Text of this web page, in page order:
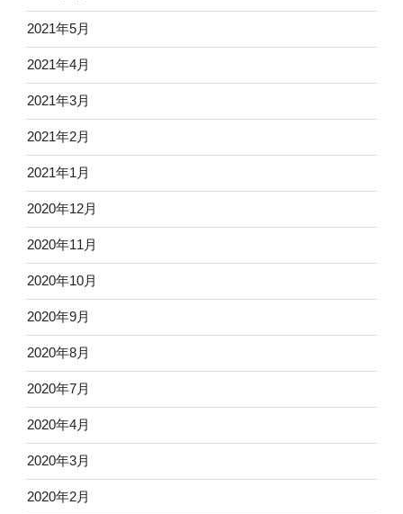
2021年5月
2021年4月
2021年3月
2021年2月
2021年1月
2020年12月
2020年11月
2020年10月
2020年9月
2020年8月
2020年7月
2020年4月
2020年3月
2020年2月